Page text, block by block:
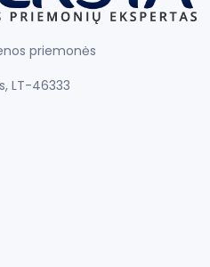
priemonės
LT-46333